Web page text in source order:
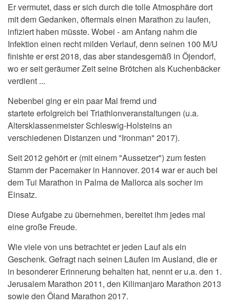
Er vermutet, dass er sich durch die tolle Atmosphäre dort
mit dem Gedanken, öftermals einen Marathon zu laufen,
infiziert haben müsste. Wobei - am Anfang nahm die
Infektion einen recht milden Verlauf, denn seinen 100 M/U
finishte er erst 2018, das aber standesgemäß in Öjendorf,
wo er seit geräumer Zeit seine Brötchen als Kuchenbäcker
verdient ...
Nebenbei ging er ein paar Mal fremd und
startete erfolgreich bei Triathlonveranstaltungen (u.a.
Altersklassenmeister Schleswig-Holsteins an
verschiedenen Distanzen und "Ironman" 2017).
Seit 2012 gehört er (mit einem "Aussetzer") zum festen
Stamm der Pacemaker in Hannover. 2014 war er auch bei
dem Tui Marathon in Palma de Mallorca als socher im
Einsatz.
Diese Aufgabe zu übernehmen, bereitet ihm jedes mal
eine große Freude.
Wie viele von uns betrachtet er jeden Lauf als ein
Geschenk. Gefragt nach seinen Läufen im Ausland, die er
in besonderer Erinnerung behalten hat, nennt er u.a. den 1.
Jerusalem Marathon 2011, den Kilimanjaro Marathon 2013
sowie den Öland Marathon 2017.